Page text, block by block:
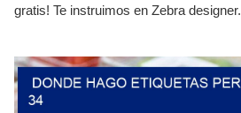
gratis! Te instruimos en Zebra designer.